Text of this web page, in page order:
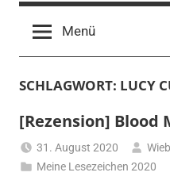
Menü
SCHLAGWORT: LUCY
[Rezension] Blood
31. August 2020
Meine Lesezeichen 2020